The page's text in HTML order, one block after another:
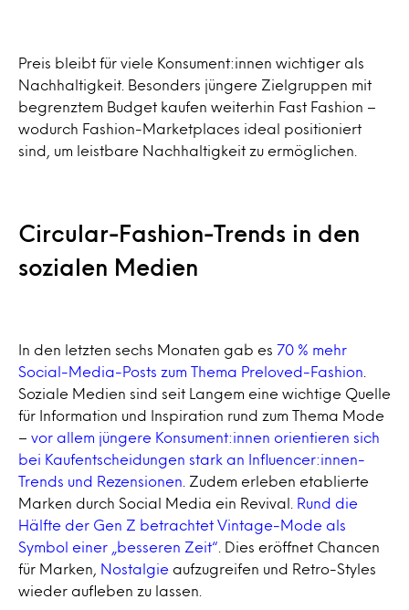
Preis bleibt für viele Konsument:innen wichtiger als
Nachhaltigkeit. Besonders jüngere Zielgruppen mit
begrenztem Budget kaufen weiterhin Fast Fashion –
wodurch Fashion-Marketplaces ideal positioniert
sind, um leistbare Nachhaltigkeit zu ermöglichen.
Circular-Fashion-Trends in den
sozialen Medien
In den letzten sechs Monaten gab es 70 % mehr
Social-Media-Posts zum Thema Preloved-Fashion
Soziale Medien sind seit Langem eine wichtige Quelle
für Information und Inspiration rund zum Thema Mode
– vor allem jüngere Konsument:innen orientieren sich
bei Kaufentscheidungen stark an Influencer:innen-
Trends und Rezensionen . Zudem erleben etablierte
Marken durch Social Media ein Revival.
Rund die
Hälfte der Gen Z betrachtet Vintage-Mode als
Symbol einer „besseren Zeit“ . Dies eröffnet Chancen
für Marken,
Nostalgie aufzugreifen und Retro-Styles
wieder aufleben zu lassen.